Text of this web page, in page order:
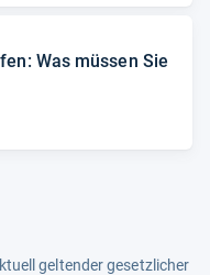
Was müs­sen Sie
geltender gesetzlicher